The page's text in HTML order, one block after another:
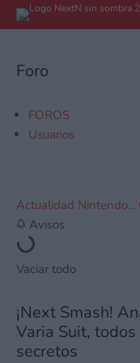
Foro
FOROS
Usuarios
Actualidad Nintendo...
Avisos
Vaciar todo
¡Next Smash!
Varia Suit,
secretos